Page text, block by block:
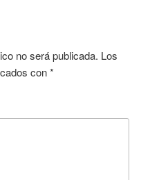
no será publicada. Los
con*